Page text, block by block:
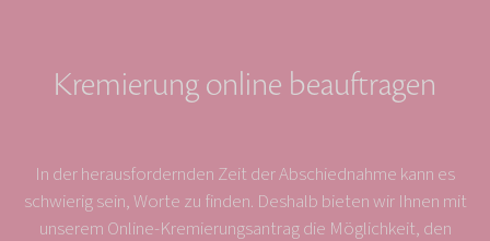
Kremierung online beauftragen
In der herausfordernden Zeit der Abschiednahme kann es
schwierig sein, Worte zu finden. Deshalb bieten wir Ihnen mit
unserem Online-Kremierungsantrag die Möglichkeit, den